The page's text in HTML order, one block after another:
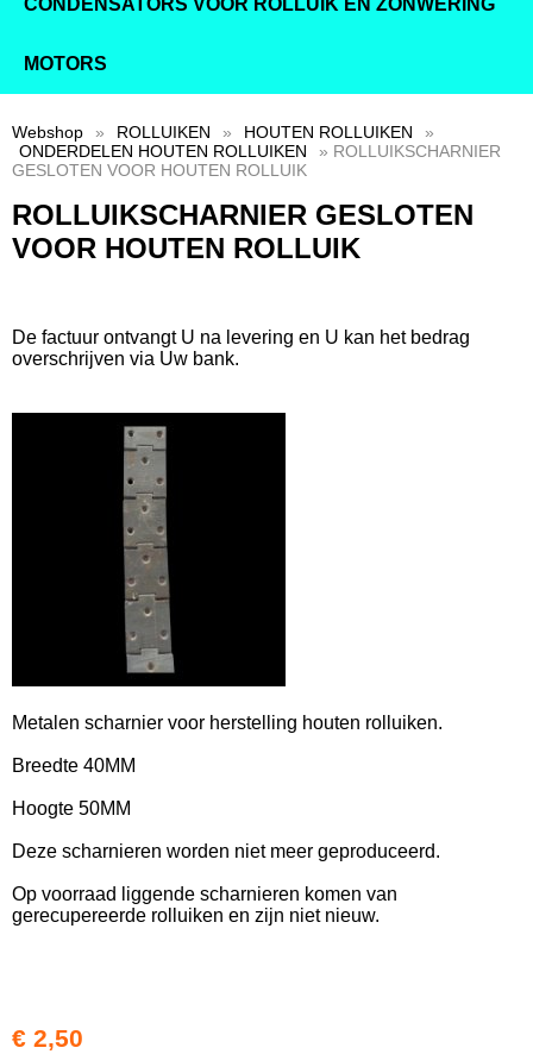
MOTORS
Webshop » ROLLUIKEN » HOUTEN ROLLUIKEN
»
ONDERDELEN HOUTEN ROLLUIKEN
» ROLLUIKSCHARNIER
GESLOTEN VOOR HOUTEN ROLLUIK
ROLLUIKSCHARNIER GESLOTEN
VOOR HOUTEN ROLLUIK
De factuur ontvangt U na levering en U kan het bedrag
overschrijven via Uw bank.
Metalen scharnier voor herstelling houten rolluiken.
Breedte 40MM
Hoogte 50MM
Deze scharnieren worden niet meer geproduceerd.
Op voorraad liggende scharnieren komen van
gerecupereerde rolluiken en zijn niet nieuw.
€ 2,50